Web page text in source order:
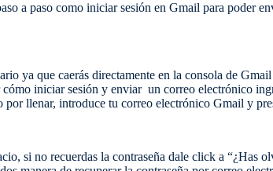
a paso como iniciar sesión en Gmail para poder
ya que caerás directamente en la consola de
iniciar sesión y enviar un correo electrónico
llenar, introduce tu correo electrónico Gmail y
si no recuerdas la contraseña dale click a “¿Has